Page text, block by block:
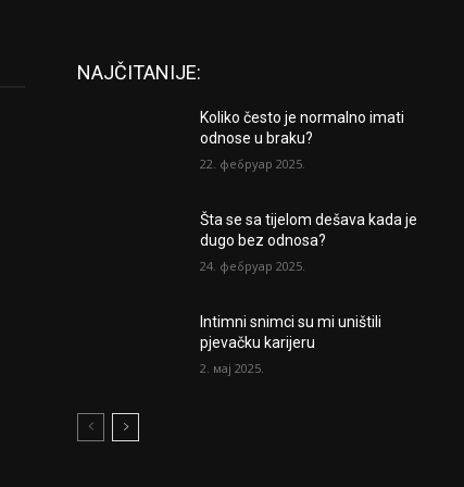
NAJČITANIJE:
Koliko često je normalno imati
odnose u braku?
22. фебруар 2025.
Šta se sa tijelom dešava kada je
dugo bez odnosa?
24. фебруар 2025.
Intimni snimci su mi uništili
pjevačku karijeru
2. мај 2025.